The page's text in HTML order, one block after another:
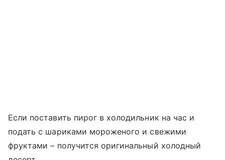
Если поставить пирог в холодильник на час и
подать с шариками мороженого и свежими
фруктами – получится оригинальный холодный